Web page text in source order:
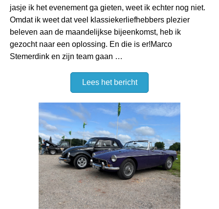
jasje ik het evenement ga gieten, weet ik echter nog niet.
Omdat ik weet dat veel klassiekerliefhebbers plezier
beleven aan de maandelijkse bijeenkomst, heb ik
gezocht naar een oplossing. En die is er!Marco
Stemerdink en zijn team gaan …
Lees het bericht